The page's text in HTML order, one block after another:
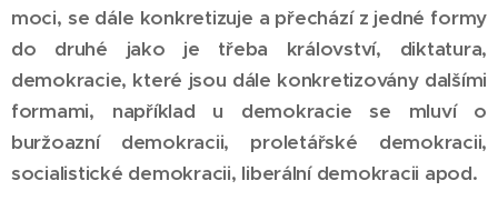
moci, se dále konkretizuje a přechází z jedné formy
do druhé jako je třeba království, diktatura,
demokracie, které jsou dále konkretizovány dalšími
formami, například u demokracie se mluví o
buržoazní demokracii, proletářské demokracii,
socialistické demokracii, liberální demokracii apod.